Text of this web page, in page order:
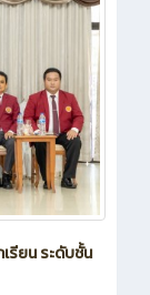
รียน ระดับชั้น